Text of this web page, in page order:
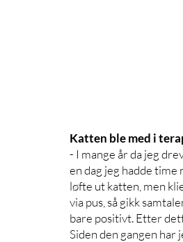
Katten ble med i
- I mange år da jeg
en dag jeg hadde time
løfte ut katten, men
via pus, så gikk
bare positivt. Etter
Siden den gangen